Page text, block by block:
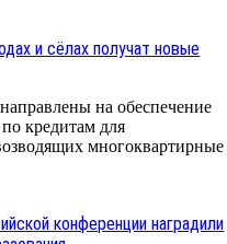
и сёлах получат новые
на обеспечение
кредитам для
многоквартирные
конференции наградили